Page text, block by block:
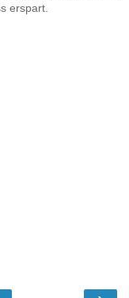
erspart.